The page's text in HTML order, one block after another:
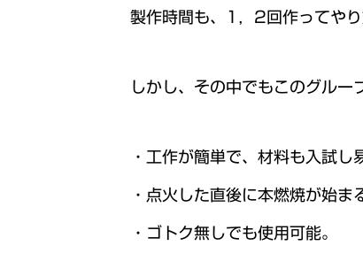
製作時間も、1，2回作ってや
しかし、その中でもこのグルー
・工作が簡単で、材料も入試
・点火した直後に本燃焼が始
・ゴトク無しでも使用可能。